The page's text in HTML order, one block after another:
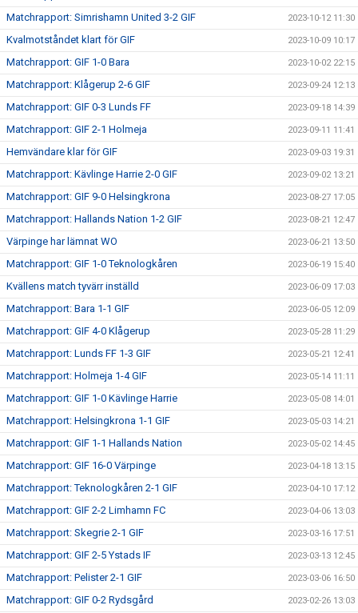
Matchrapport: Simrishamn United 3-2 GIF 2023-10-12 11:30
Kvalmotståndet klart för GIF 2023-10-09 10:17
Matchrapport: GIF 1-0 Bara 2023-10-02 22:15
Matchrapport: Klågerup 2-6 GIF 2023-09-24 12:13
Matchrapport: GIF 0-3 Lunds FF 2023-09-18 14:39
Matchrapport: GIF 2-1 Holmeja 2023-09-11 11:41
Hemvändare klar för GIF 2023-09-03 19:31
Matchrapport: Kävlinge Harrie 2-0 GIF 2023-09-02 13:21
Matchrapport: GIF 9-0 Helsingkrona 2023-08-27 17:05
Matchrapport: Hallands Nation 1-2 GIF 2023-08-21 12:47
Värpinge har lämnat WO 2023-06-21 13:50
Matchrapport: GIF 1-0 Teknologkåren 2023-06-19 15:40
Kvällens match tyvärr inställd 2023-06-09 17:03
Matchrapport: Bara 1-1 GIF 2023-06-05 12:09
Matchrapport: GIF 4-0 Klågerup 2023-05-28 11:29
Matchrapport: Lunds FF 1-3 GIF 2023-05-21 12:41
Matchrapport: Holmeja 1-4 GIF 2023-05-14 11:11
Matchrapport: GIF 1-0 Kävlinge Harrie 2023-05-08 14:01
Matchrapport: Helsingkrona 1-1 GIF 2023-05-03 14:21
Matchrapport: GIF 1-1 Hallands Nation 2023-05-02 14:45
Matchrapport: GIF 16-0 Värpinge 2023-04-18 13:15
Matchrapport: Teknologkåren 2-1 GIF 2023-04-10 17:12
Matchrapport: GIF 2-2 Limhamn FC 2023-04-06 13:03
Matchrapport: Skegrie 2-1 GIF 2023-03-16 17:51
Matchrapport: GIF 2-5 Ystads IF 2023-03-13 12:45
Matchrapport: Pelister 2-1 GIF 2023-03-06 16:50
Matchrapport: GIF 0-2 Rydsgård 2023-02-26 13:03